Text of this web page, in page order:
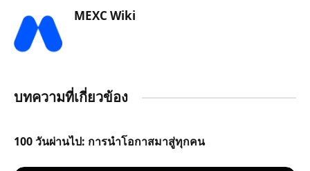
MEXC Wiki
บทความที่เกี่ยวข้อง
100 วันผ่านไป: การนำโอกาสมาสู่ทุกคน